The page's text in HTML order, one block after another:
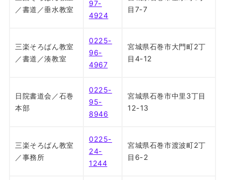
／書道／垂水教室
97-
4924
目7-7
三楽そろばん教室
／書道／湊教室
0225-
96-
4967
宮城県石巻市大門町2丁
目4-12
日院書道会／石巻
本部
0225-
95-
8946
宮城県石巻市中里3丁目
12-13
三楽そろばん教室
／事務所
0225-
24-
1244
宮城県石巻市渡波町2丁
目6-2